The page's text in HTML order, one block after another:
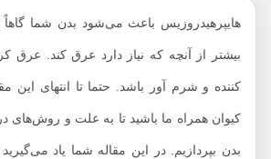
هایپرهیدروزیس باعث می‌شود بدن شما گاهاً
بیشتر از آنچه که نیاز دارد عرق کند. عرق کردن
کننده و شرم آور باشد. حتما تا انتهای این
کیوان همراه ما باشید تا به علت و روش‌های
بدن بپردازیم. در این مقاله شما یاد می‌گیرید